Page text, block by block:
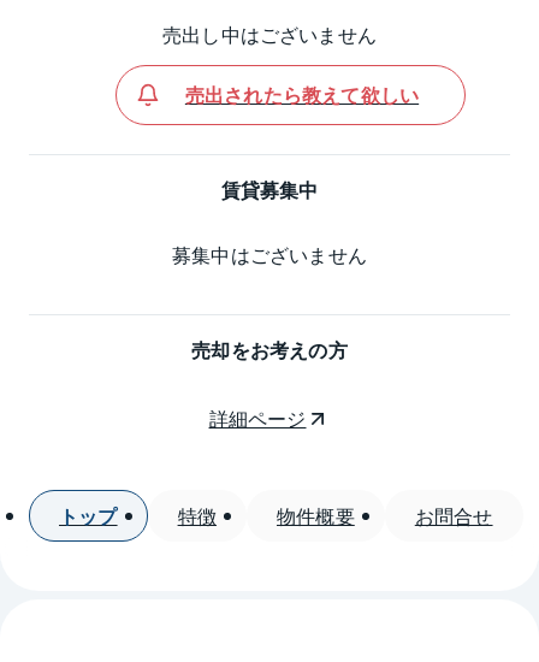
売出し中はございません
売出されたら教えて欲しい
賃貸募集中
募集中はございません
売却をお考えの方
詳細ページ
トップ 特徴 物件概要 お問合せ